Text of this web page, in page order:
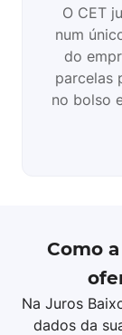
O CET
num
do
parcelas
no bolso
Como
Na Juros
dados da